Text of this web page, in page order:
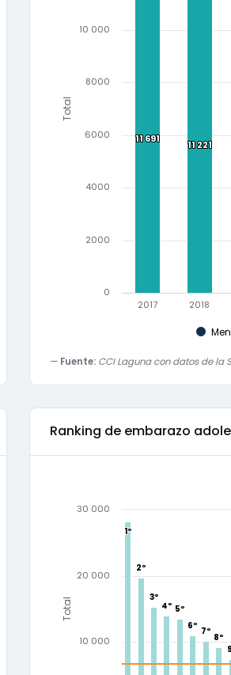
Total
11 691
11 691 11 221
11 221
2017 2018
0
2000
4000
6000
8000
10 000
Fuente: CCI Laguna con datos de la
Ranking de embarazo
Total
1º
1º
2º
2º
3º
3º
4º
4º 5º
5º
6º
6º 7º
7º
8º
8º
10 000
20 000
30 000